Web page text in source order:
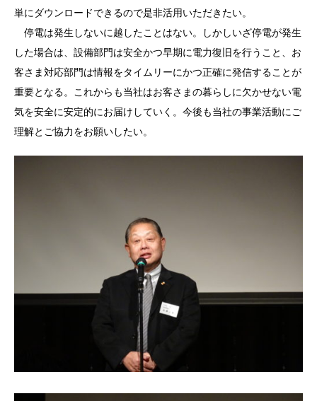
単にダウンロードできるので是非活用いただきたい。
停電は発生しないに越したことはない。しかしいざ停電が発生
した場合は、設備部門は安全かつ早期に電力復旧を行うこと、お
客さま対応部門は情報をタイムリーにかつ正確に発信することが
重要となる。これからも当社はお客さまの暮らしに欠かせない電
気を安全に安定的にお届けしていく。今後も当社の事業活動にご
理解とご協力をお願いしたい。